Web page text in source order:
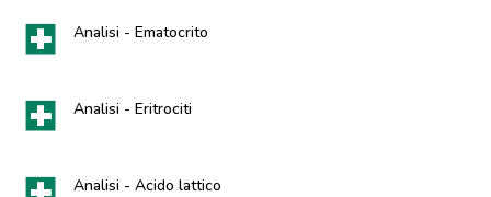
Analisi - Ematocrito
Analisi - Eritrociti
Analisi - Acido lattico